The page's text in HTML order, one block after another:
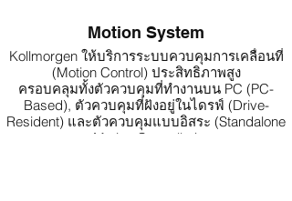
Motion System
Kollmorgen ให้บริการระบบควบคุมการเคลื่อนที่
(Motion Control) ประสิทธิภาพสูง
ครอบคลุมทั้งตัวควบคุมที่ทำงานบน PC (PC-
Based), ตัวควบคุมที่ฝังอยู่ในไดรฟ์ (Drive-
Resident) และตัวควบคุมแบบอิสระ (Standalone
Motion Controller)